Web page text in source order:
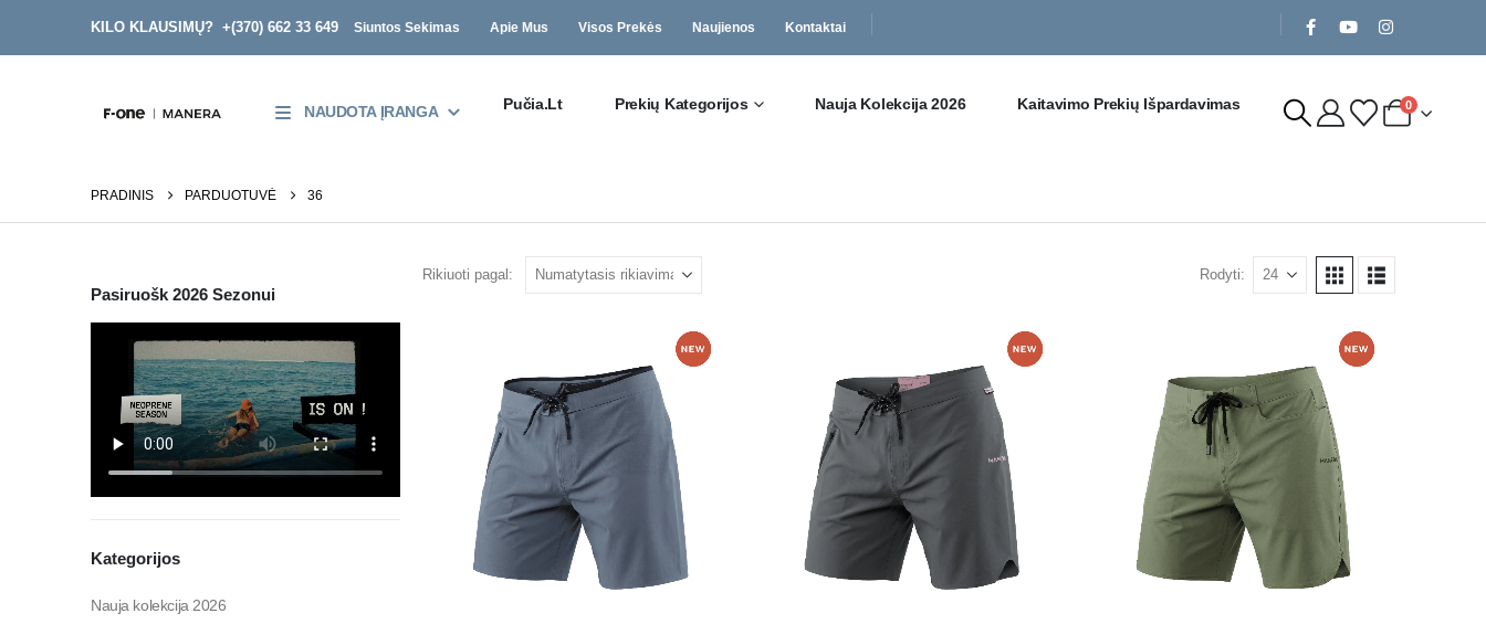
KILO KLAUSIMŲ? +(370) 662 33 649 Siuntos Sekimas Apie Mus Visos Prekės Naujienos Kontaktai
NAUDOTA ĮRANGA Pučia.lt Prekių Kategorijos Nauja Kolekcija 2026 Kaitavimo Prekių Išpardavimas 0
PRADINIS PARDUOTUVĖ 36
Rikiuoti pagal: Rodyti:
Pasiruošk 2026 Sezonui
Kategorijos
Nauja kolekcija 2026